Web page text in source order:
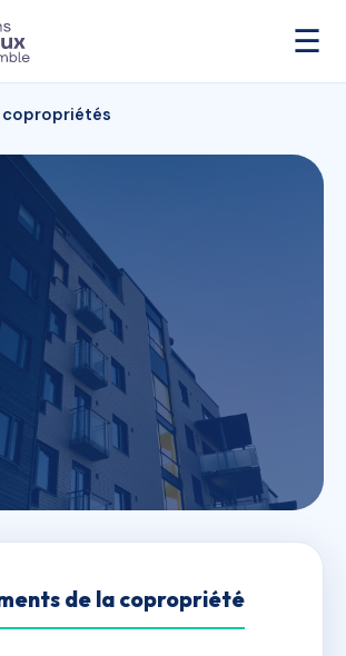
☰
BOURBON
de la copropriété